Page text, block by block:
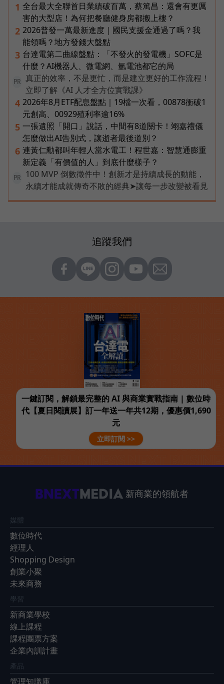
1 全台最大全聯首日業績破百萬，蔡篤昌：還會有更厲
害的大型店！為何把餐廳健身房都搬上樓？
2 2026普發一萬最新進度｜國民支援金通過了嗎？我
能領嗎？地方發錢大盤點
3 台達電第二曲線盤點：「不發火的發電機」SOFC是
什麼？AI機器人、微電網、氫電池都它的局
PR
真正的效率，不是更忙，而是建立更好的工作流程！
立即了解《AI 人才全方位實戰課》
4 2026年8月ETF配息盤點｜19檔一次看，00878衝破1
元創高、00929殖利率逾16%
5 一張遺照「開口」說話，中間有8道關卡！翊嘉禮儀
怎麼做出AI告別式，讓逝者最後道別？
6 連黃仁勳都叫年輕人當水電工！程世嘉：智慧通膨重
新定義「有價值的人」到底什麼樣子？
PR
100 MVP 倒數徵件中！創新才是持續成長的動能，
永續才能成就傳奇不敗的經典➤讓每一步改變被看見
追蹤我們
一鍵訂閱，解鎖最完整的 AI 與商業實戰指南 | 數位時
代【夏日閱讀展】訂一年送一年共12期，優惠價1,690
元
立即訂閱 >>
新商業的領航者
媒體
數位時代
經理人
Shopping Design
創業小聚
未來商務
學習
新商業學校
線上課程
課程團票方案
企業內訓計畫
產品
管理知識庫